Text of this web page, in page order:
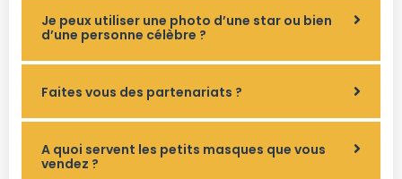
Je peux utiliser une photo d’une star ou bien
d’une personne célèbre ?
Faites vous des partenariats ?
A quoi servent les petits masques que vous
vendez ?